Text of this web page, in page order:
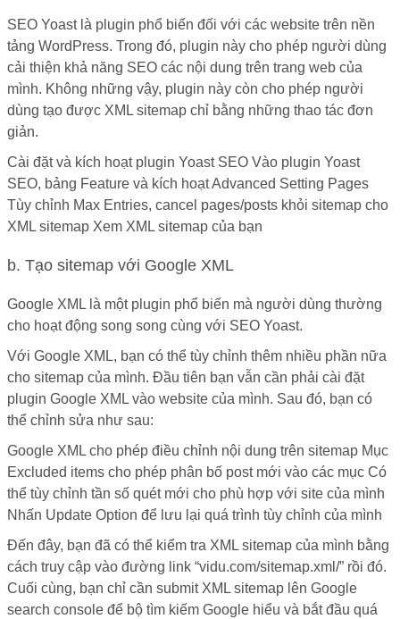
SEO Yoast là plugin phổ biến đối với các website trên nền
tảng WordPress. Trong đó, plugin này cho phép người dùng
cải thiện khả năng SEO các nội dung trên trang web của
mình. Không những vậy, plugin này còn cho phép người
dùng tạo được XML sitemap chỉ bằng những thao tác đơn
giản.
Cài đặt và kích hoạt plugin Yoast SEO Vào plugin Yoast
SEO, bảng Feature và kích hoạt Advanced Setting Pages
Tùy chỉnh Max Entries, cancel pages/posts khỏi sitemap cho
XML sitemap Xem XML sitemap của bạn
b. Tạo sitemap với Google XML
Google XML là một plugin phổ biến mà người dùng thường
cho hoạt động song song cùng với SEO Yoast.
Với Google XML, bạn có thể tùy chỉnh thêm nhiều phần nữa
cho sitemap của mình. Đầu tiên bạn vẫn cần phải cài đặt
plugin Google XML vào website của mình. Sau đó, bạn có
thể chỉnh sửa như sau:
Google XML cho phép điều chỉnh nội dung trên sitemap Mục
Excluded items cho phép phân bố post mới vào các mục Có
thể tùy chỉnh tần số quét mới cho phù hợp với site của mình
Nhấn Update Option để lưu lại quá trình tùy chỉnh của mình
Đến đây, bạn đã có thể kiểm tra XML sitemap của mình bằng
cách truy cập vào đường link “vidu.com/sitemap.xml/” rồi đó.
Cuối cùng, bạn chỉ cần submit XML sitemap lên Google
search console để bộ tìm kiếm Google hiểu và bắt đầu quá